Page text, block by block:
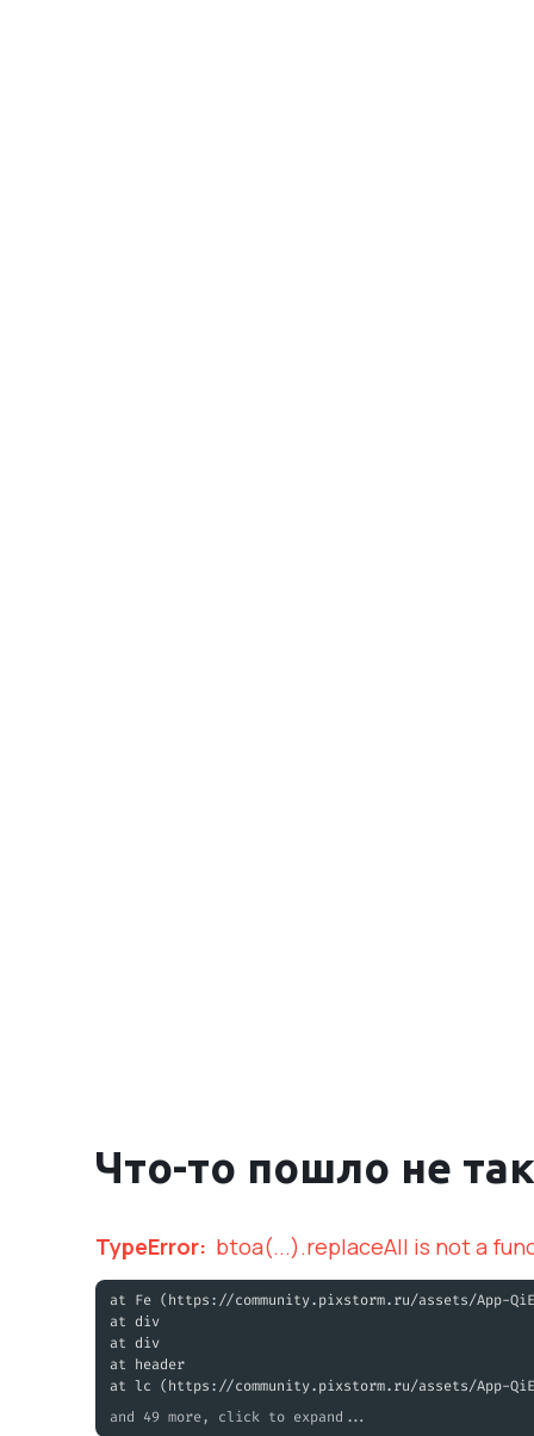
Что-то пошло не так
TypeError: btoa(...).replaceAll is not a
at Fe (https://community.pixstorm.ru/assets/App-
at div
at div
at header
at lc (https://community.pixstorm.ru/assets/App-
and 49 more, click to expand...